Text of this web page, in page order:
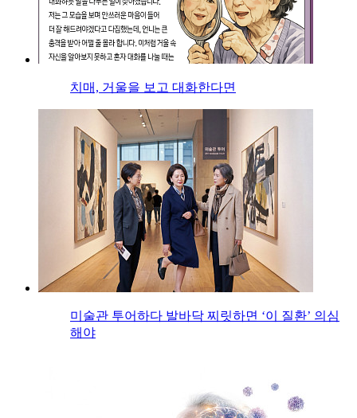
치매, 거울을 보고 대화한다면
미술관 투어하다 발바닥 찌릿하면 ‘이 질환’ 의심
해야